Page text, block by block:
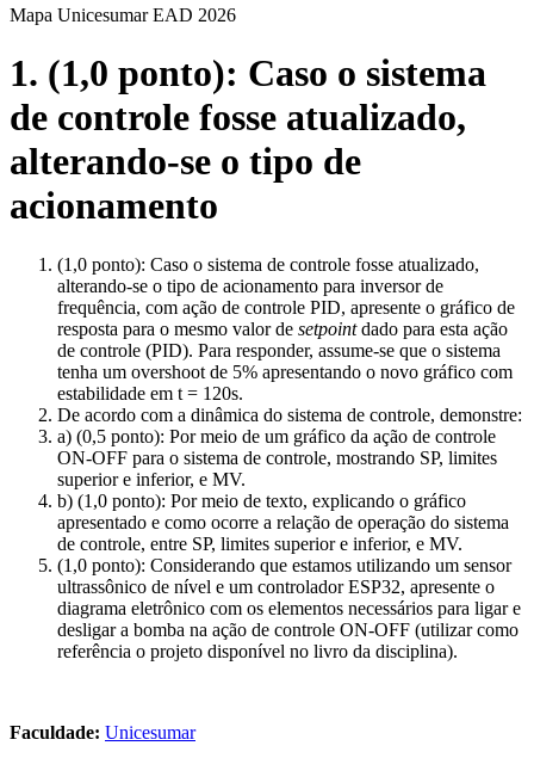
Mapa Unicesumar EAD 2026
1. (1,0 ponto): Caso o sistema
de controle fosse atualizado,
alterando-se o tipo de
acionamento
(1,0 ponto): Caso o sistema de controle fosse atualizado,
alterando-se o tipo de acionamento para inversor de
frequência, com ação de controle PID, apresente o gráfico de
resposta para o mesmo valor de setpointdado para esta ação
de controle (PID). Para responder, assume-se que o sistema
tenha um overshoot de 5% apresentando o novo gráfico com
estabilidade em t = 120s.
De acordo com a dinâmica do sistema de controle, demonstre:
a) (0,5 ponto): Por meio de um gráfico da ação de controle
ON-OFF para o sistema de controle, mostrando SP, limites
superior e inferior, e MV.
b) (1,0 ponto): Por meio de texto, explicando o gráfico
apresentado e como ocorre a relação de operação do sistema
de controle, entre SP, limites superior e inferior, e MV.
(1,0 ponto): Considerando que estamos utilizando um sensor
ultrassônico de nível e um controlador ESP32, apresente o
diagrama eletrônico com os elementos necessários para ligar e
desligar a bomba na ação de controle ON-OFF (utilizar como
referência o projeto disponível no livro da disciplina).
Faculdade: Unicesumar